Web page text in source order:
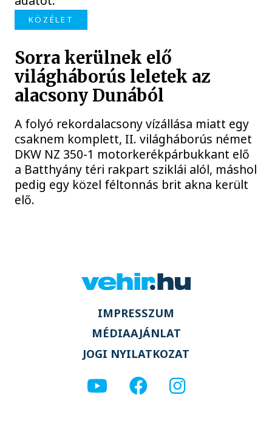
KÖZÉLET
Sorra kerülnek elő
világháborús leletek az
alacsony Dunából
A folyó rekordalacsony vízállása miatt egy
csaknem komplett, II. világháborús német
DKW NZ 350-1 motorkerékpárbukkant elő
a Batthyány téri rakpart sziklái alól, máshol
pedig egy közel féltonnás brit akna került
elő.
IMPRESSZUM
MÉDIAAJÁNLAT
JOGI NYILATKOZAT